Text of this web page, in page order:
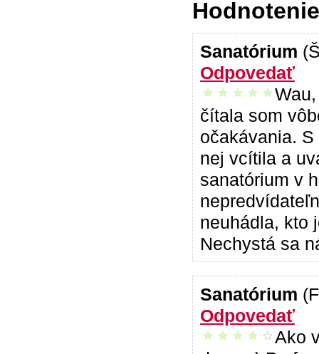
Sanatórium
Odpovedať
vrelo odporúčam
čítala som
očakávania.
nej vcítila a
sanatórium v
neuhádla, kto
Nechystá sa
Sanatórium
Odpovedať
príjemné čítanie
Ako